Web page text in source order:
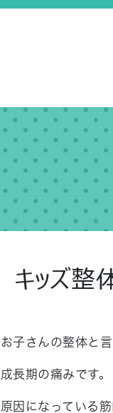
キッズ整
お子さんの整体と
成長期の痛みです。
原因になっている